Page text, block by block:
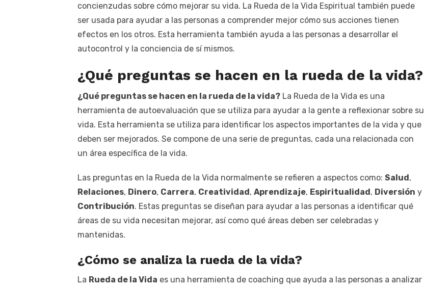
concienzudas sobre cómo mejorar su vida. La Rueda de la Vida Espiritual también puede
ser usada para ayudar a las personas a comprender mejor cómo sus acciones tienen
efectos en los otros. Esta herramienta también ayuda a las personas a desarrollar el
autocontrol y la conciencia de sí mismos.
¿Qué preguntas se hacen en la rueda de la vida?
¿Qué preguntas se hacen en la rueda de la vida? La Rueda de la Vida es una
herramienta de autoevaluación que se utiliza para ayudar a la gente a reflexionar sobre su
vida. Esta herramienta se utiliza para identificar los aspectos importantes de la vida y que
deben ser mejorados. Se compone de una serie de preguntas, cada una relacionada con
un área específica de la vida.
Las preguntas en la Rueda de la Vida normalmente se refieren a aspectos como: Salud,
Relaciones, Dinero, Carrera, Creatividad, Aprendizaje, Espiritualidad, Diversión y
Contribución. Estas preguntas se diseñan para ayudar a las personas a identificar qué
áreas de su vida necesitan mejorar, así como qué áreas deben ser celebradas y
mantenidas.
¿Cómo se analiza la rueda de la vida?
La Rueda de la Vida es una herramienta de coaching que ayuda a las personas a analizar